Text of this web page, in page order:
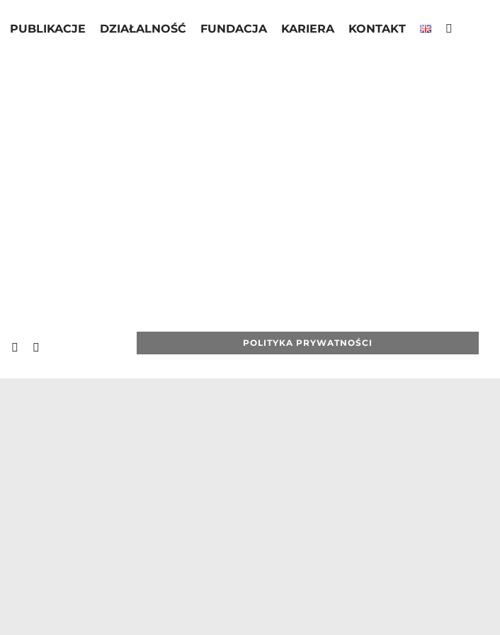
PUBLIKACJE DZIAŁALNOŚĆ FUNDACJA KARIERA KONTAKT
POLITYKA PRYWATNOŚCI